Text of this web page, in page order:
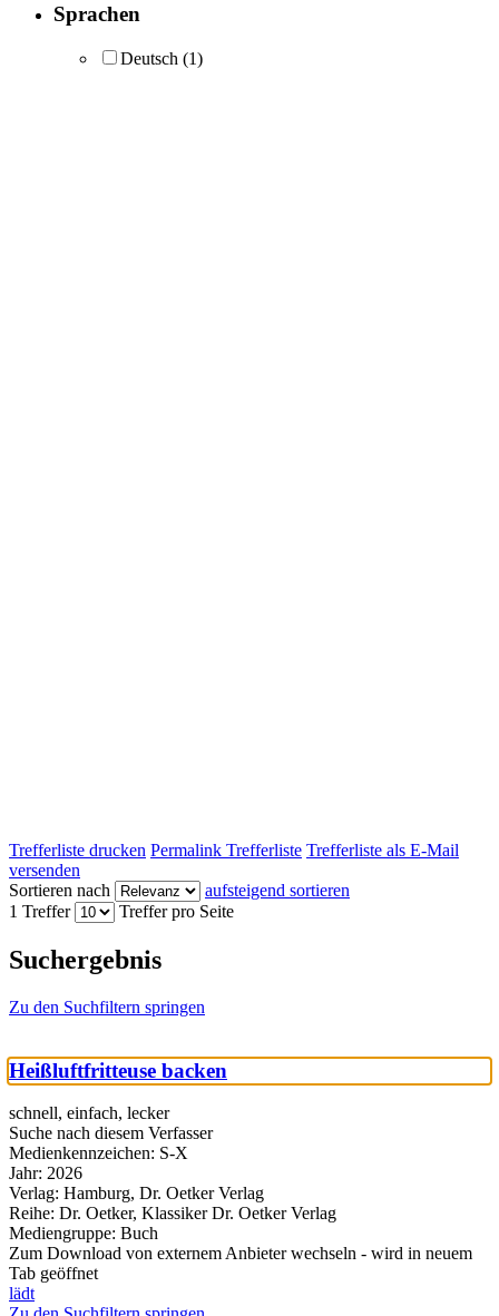
Sprachen
Deutsch (1)
Trefferliste drucken Permalink Trefferliste Trefferliste als E-Mail
versenden
Sortieren nach
aufsteigend sortieren
1 Treffer
Treffer pro Seite
Suchergebnis
Zu den Suchfiltern springen
Heißluftfritteuse backen
schnell, einfach, lecker
Suche nach diesem Verfasser
Medienkennzeichen: S-X
Jahr: 2026
Verlag: Hamburg, Dr. Oetker Verlag
Reihe: Dr. Oetker, Klassiker Dr. Oetker Verlag
Mediengruppe: Buch
Zum Download von externem Anbieter wechseln - wird in neuem
Tab geöffnet
lädt